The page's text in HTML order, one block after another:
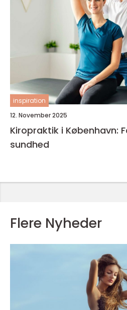
inspiration
12. November 2025
Kiropraktik i København:
sundhed
Flere Nyheder